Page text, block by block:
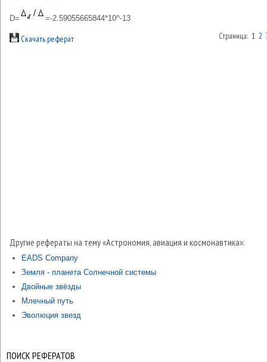
D= =-2.59055665844*10^-13
Скачать реферат Страница: 1 2
Другие рефераты на тему «Астрономия, авиация и космонавтика»:
EADS Company
Земля - планета Солнечной системы
Двойные звёзды
Млечный путь
Эволюция звезд
ПОИСК РЕФЕРАТОВ